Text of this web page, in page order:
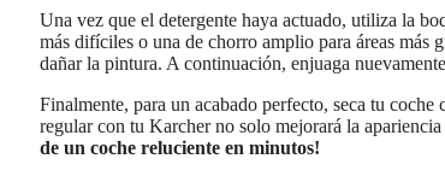
Una vez que el detergente haya actuado, utiliza la
más difíciles o una de chorro amplio para áreas más
dañar la pintura. A continuación, enjuaga
Finalmente, para un acabado perfecto, seca tu
regular con tu Karcher no solo mejorará la
de un coche reluciente en minutos!